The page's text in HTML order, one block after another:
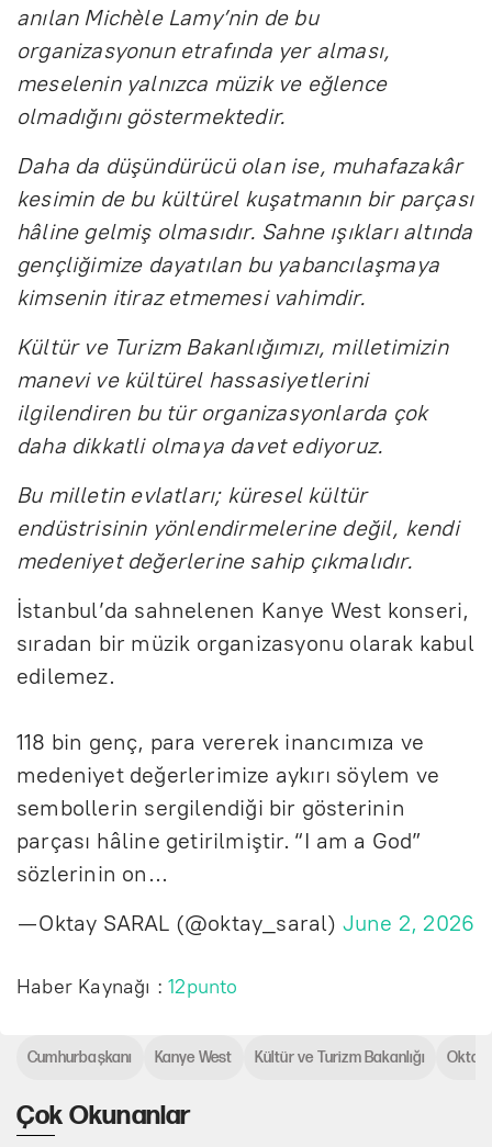
anılan Michèle Lamy’nin de bu
organizasyonun etrafında yer alması,
meselenin yalnızca müzik ve eğlence
olmadığını göstermektedir.
Daha da düşündürücü olan ise, muhafazakâr
kesimin de bu kültürel kuşatmanın bir parçası
hâline gelmiş olmasıdır. Sahne ışıkları altında
gençliğimize dayatılan bu yabancılaşmaya
kimsenin itiraz etmemesi vahimdir.
Kültür ve Turizm Bakanlığımızı, milletimizin
manevi ve kültürel hassasiyetlerini
ilgilendiren bu tür organizasyonlarda çok
daha dikkatli olmaya davet ediyoruz.
Bu milletin evlatları; küresel kültür
endüstrisinin yönlendirmelerine değil, kendi
medeniyet değerlerine sahip çıkmalıdır.
İstanbul’da sahnelenen Kanye West konseri,
sıradan bir müzik organizasyonu olarak kabul
edilemez.
118 bin genç, para vererek inancımıza ve
medeniyet değerlerimize aykırı söylem ve
sembollerin sergilendiği bir gösterinin
parçası hâline getirilmiştir. “I am a God”
sözlerinin on…
— Oktay SARAL (@oktay_saral) June 2, 2026
Haber Kaynağı :12punto
Çok Okunanlar
Cumhurbaşkanı Kanye West Kültür ve Turizm Bakanlığı Oktay